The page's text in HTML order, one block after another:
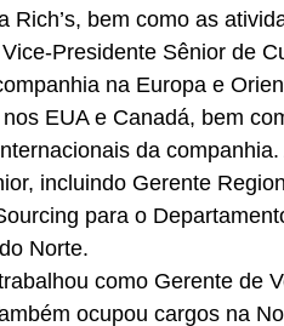
Rich’s, bem como as
Presidente Sênior de
na Europa e
EUA e Canadá, bem
da
incluindo Gerente
para o
Norte.
como Gerente de
ocupou cargos na